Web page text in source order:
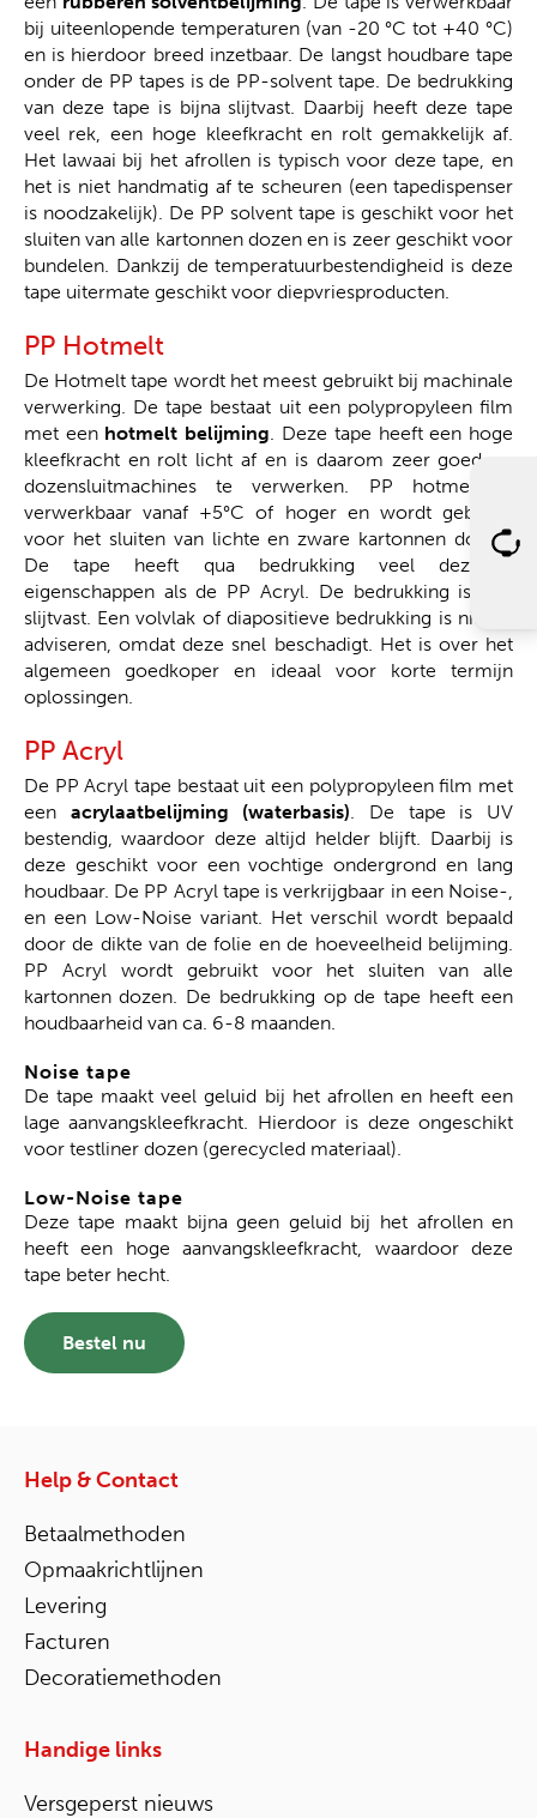
bij uiteenlopende temperaturen (van -20 °C tot +40 °C)
en is hierdoor breed inzetbaar. De langst houdbare tape
onder de PP tapes is de PP-solvent tape. De bedrukking
van deze tape is bijna slijtvast. Daarbij heeft deze tape
veel rek, een hoge kleefkracht en rolt gemakkelijk af.
Het lawaai bij het afrollen is typisch voor deze tape, en
het is niet handmatig af te scheuren (een tapedispenser
is noodzakelijk). De PP solvent tape is geschikt voor het
sluiten van alle kartonnen dozen en is zeer geschikt voor
bundelen. Dankzij de temperatuurbestendigheid is deze
tape uitermate geschikt voor diepvriesproducten.
PP Hotmelt
De Hotmelt tape wordt het meest gebruikt bij machinale
verwerking. De tape bestaat uit een polypropyleen film
met een hotmelt belijming. Deze tape heeft een hoge
kleefkracht en rolt licht af en is daarom zeer goed op
dozensluitmachines te verwerken. PP hotmelt is
verwerkbaar vanaf +5°C of hoger en wordt gebruikt
voor het sluiten van lichte en zware kartonnen dozen.
De tape heeft qua bedrukking veel dezelfde
eigenschappen als de PP Acryl. De bedrukking is niet
slijtvast. Een volvlak of diapositieve bedrukking is niet te
adviseren, omdat deze snel beschadigt. Het is over het
algemeen goedkoper en ideaal voor korte termijn
oplossingen.
PP Acryl
De PP Acryl tape bestaat uit een polypropyleen film met
een acrylaatbelijming (waterbasis). De tape is UV
bestendig, waardoor deze altijd helder blijft. Daarbij is
deze geschikt voor een vochtige ondergrond en lang
houdbaar. De PP Acryl tape is verkrijgbaar in een Noise-,
en een Low-Noise variant. Het verschil wordt bepaald
door de dikte van de folie en de hoeveelheid belijming.
PP Acryl wordt gebruikt voor het sluiten van alle
kartonnen dozen. De bedrukking op de tape heeft een
houdbaarheid van ca. 6-8 maanden.
Noise tape
De tape maakt veel geluid bij het afrollen en heeft een
lage aanvangskleefkracht. Hierdoor is deze ongeschikt
voor testliner dozen (gerecycled materiaal).
Low-Noise tape
Deze tape maakt bijna geen geluid bij het afrollen en
heeft een hoge aanvangskleefkracht, waardoor deze
tape beter hecht.
Bestel nu
Help & Contact
Betaalmethoden
Opmaakrichtlijnen
Levering
Facturen
Decoratiemethoden
Handige links
Versgeperst nieuws